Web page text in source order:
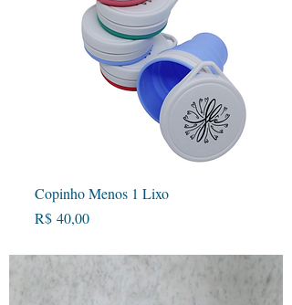
Copinho Menos 1 Lixo
Preço
R$ 40,00